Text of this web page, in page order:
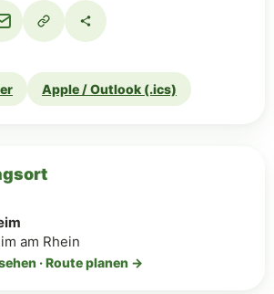
Apple / Outlook (.ics)
am Rhein
· Route planen →